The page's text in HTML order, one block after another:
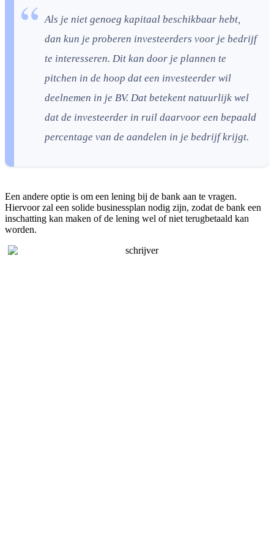
Als je niet genoeg kapitaal beschikbaar hebt,
dan kun je proberen investeerders voor je bedrijf
te interesseren. Dit kan door je plannen te
pitchen in de hoop dat een investeerder wil
deelnemen in je BV. Dat betekent natuurlijk wel
dat de investeerder in ruil daarvoor een bepaald
percentage van de aandelen in je bedrijf krijgt.
Een andere optie is om een lening bij de bank aan te vragen.
Hiervoor zal een solide businessplan nodig zijn, zodat de bank een
inschatting kan maken of de lening wel of niet terugbetaald kan
worden.